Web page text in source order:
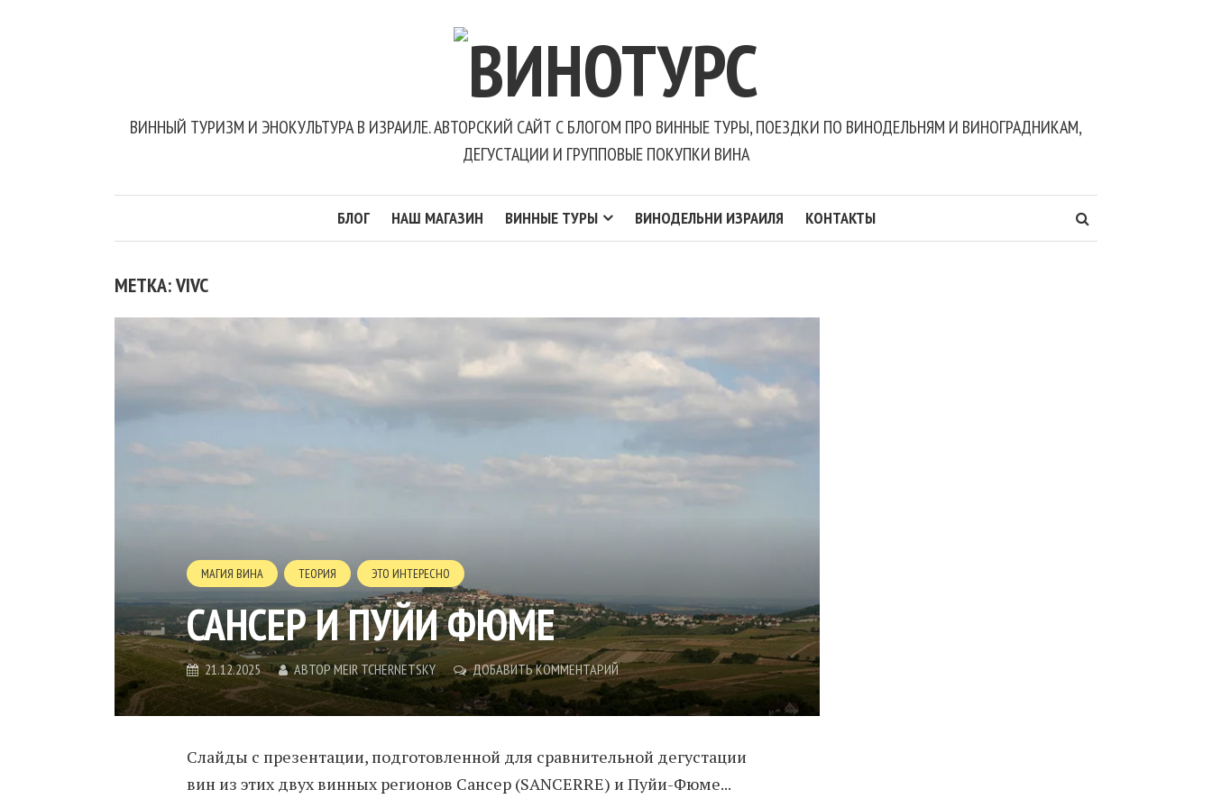
ВИННЫЙ ТУРИЗМ И ЭНОКУЛЬТУРА В ИЗРАИЛЕ. АВТОРСКИЙ САЙТ С БЛОГОМ ПРО ВИННЫЕ ТУРЫ, ПОЕЗДКИ ПО ВИНОДЕЛЬНЯМ И ВИНОГРАДНИКАМ,
ДЕГУСТАЦИИ И ГРУППОВЫЕ ПОКУПКИ ВИНА
БЛОГ НАШ МАГАЗИН ВИННЫЕ ТУРЫ ВИНОДЕЛЬНИ ИЗРАИЛЯ КОНТАКТЫ
МЕТКА: VIVC
МАГИЯ ВИНА ТЕОРИЯ ЭТО ИНТЕРЕСНО
САНСЕР И ПУЙИ ФЮМЕ
21.12.2025 АВТОРMEIR TCHERNETSKY ДОБАВИТЬ КОММЕНТАРИЙ
Слайды с презентации, подготовленной для сравнительной дегустации
вин из этих двух винных регионов Сансер (SANCERRE) и Пуйи-Фюме...